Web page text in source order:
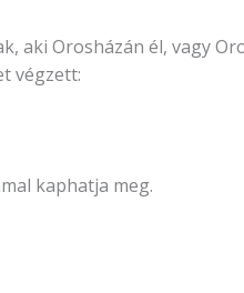
aki Orosházán él, vagy
végzett:
kaphatja meg.